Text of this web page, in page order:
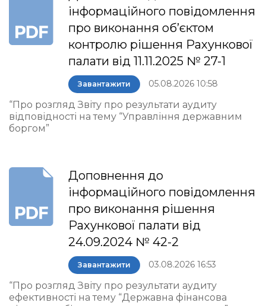
інформаційного повідомлення
про виконання об’єктом
контролю рішення Рахункової
палати від 11.11.2025 № 27-1
Завантажити 05.08.2026 10:58
“Про розгляд Звіту про результати аудиту
відповідності на тему “Управління державним
боргом”
Доповнення до
інформаційного повідомлення
про виконання рішення
Рахункової палати від
24.09.2024 № 42-2
Завантажити 03.08.2026 16:53
“Про розгляд Звіту про результати аудиту
ефективності на тему “Державна фінансова